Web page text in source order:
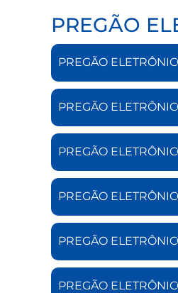
PREGÃO
PREGÃO
PREGÃO
PREGÃO
PREGÃO
PREGÃO
PREGÃO